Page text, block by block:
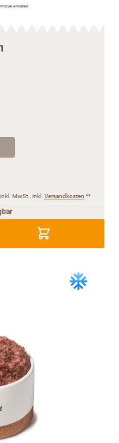
MwSt., inkl. Versandkosten **